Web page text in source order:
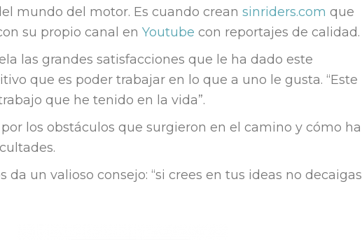
mundo del motor. Es cuando crean sinriders.com que
su propio canal en Youtube con reportajes de calidad.
las grandes satisfacciones que le ha dado este
que es poder trabajar en lo que a uno le gusta. “Este
que he tenido en la vida”.
los obstáculos que surgieron en el camino y cómo ha
da un valioso consejo: “si crees en tus ideas no decaigas